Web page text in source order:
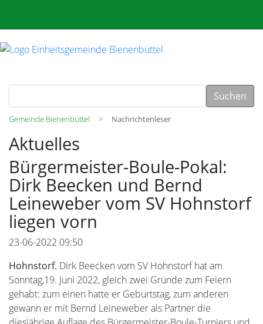
Suchen
Gemeinde Bienenbüttel Nachrichtenleser
Aktuelles
Bürgermeister-Boule-Pokal:
Dirk Beecken und Bernd
Leineweber vom SV Hohnstorf
liegen vorn
23-06-2022 09:50
Hohnstorf. Dirk Beecken vom SV Hohnstorf hat am
Sonntag,19. Juni 2022, gleich zwei Gründe zum Feiern
gehabt: zum einen hatte er Geburtstag, zum anderen
gewann er mit Bernd Leineweber als Partner die